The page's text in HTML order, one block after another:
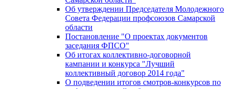
Об утверждении Председателя Молодежного
Совета Федерации профсоюзов Самарской
области
Постановление "О проектах документов
заседания ФПСО"
Об итогах коллективно-договорной
кампании и конкурса "Лучший
коллективный договор 2014 года"
О подведении итогов смотров-конкурсов по